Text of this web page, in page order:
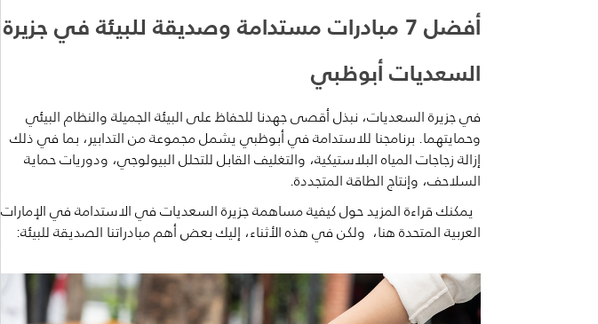
أفضل 7 مبادرات مستدامة وصديقة للبيئة في جزيرة
السعديات أبوظبي
في جزيرة السعديات، نبذل أقصى جهدنا للحفاظ على البيئة الجميلةوالنظام البيئي
وحمايتهما. برنامجنا للاستدامة فيأبوظبي يشمل مجموعة من التدابير، بما في ذلك
إزالة زجاجات المياه البلاستيكية، والتغليف القابل للتحلل البيولوجي، ودوريات حماية
السلاحف، وإنتاج الطاقة المتجددة.
يمكنك قراءة المزيد حول كيفية مساهمة جزيرة السعديات في الاستدامة في الإمارات
العربية المتحدة هنا، ولكنفي هذه الأثناء، إليك بعض أهم مبادراتنا الصديقة للبيئة: